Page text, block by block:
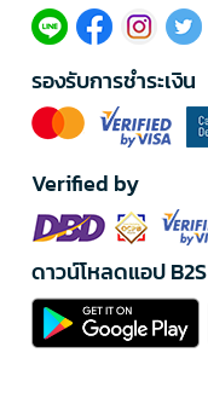
รองรับการชำระเงิน
Verified by
ดาวน์โหลดแอป B2S